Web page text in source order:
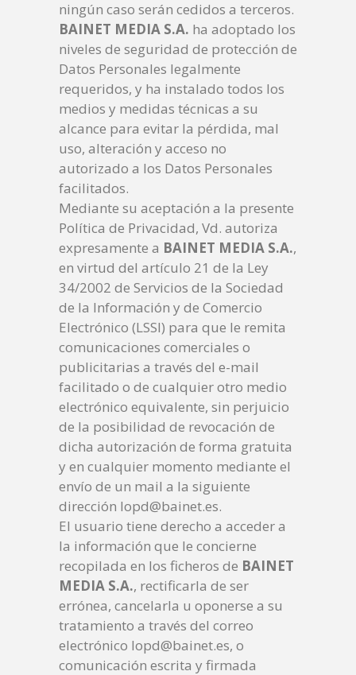
ningún caso serán cedidos a terceros.
BAINET MEDIA S.A. ha adoptado los
niveles de seguridad de protección de
Datos Personales legalmente
requeridos, y ha instalado todos los
medios y medidas técnicas a su
alcance para evitar la pérdida, mal
uso, alteración y acceso no
autorizado a los Datos Personales
facilitados.
Mediante su aceptación a la presente
Política de Privacidad, Vd. autoriza
expresamente a BAINET MEDIA S.A.,
en virtud del artículo 21 de la Ley
34/2002 de Servicios de la Sociedad
de la Información y de Comercio
Electrónico (LSSI) para que le remita
comunicaciones comerciales o
publicitarias a través del e-mail
facilitado o de cualquier otro medio
electrónico equivalente, sin perjuicio
de la posibilidad de revocación de
dicha autorización de forma gratuita
y en cualquier momento mediante el
envío de un mail a la siguiente
dirección lopd@bainet.es.
El usuario tiene derecho a acceder a
la información que le concierne
recopilada en los ficheros de BAINET
MEDIA S.A., rectificarla de ser
errónea, cancelarla u oponerse a su
tratamiento a través del correo
electrónico lopd@bainet.es, o
comunicación escrita y firmada